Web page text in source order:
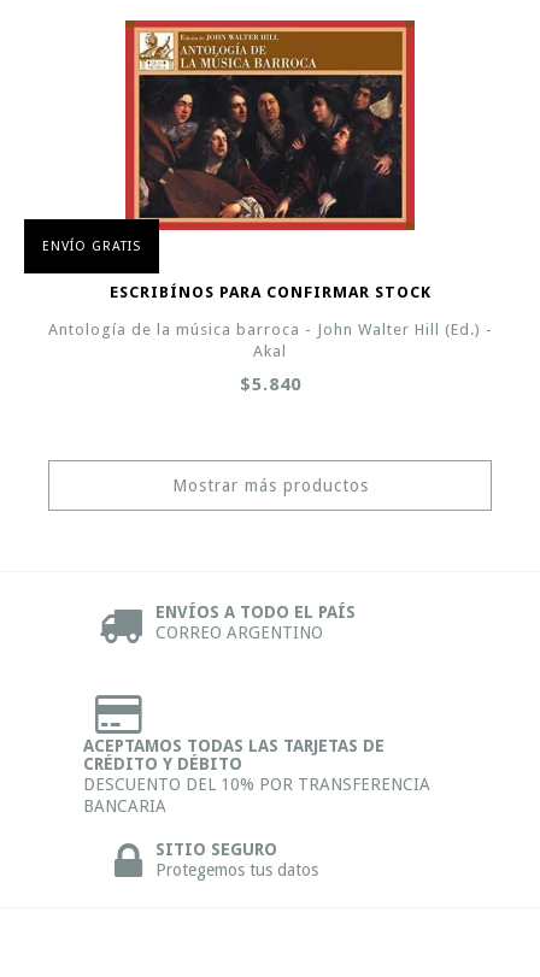
ESCRIBÍNOS PARA CONFIRMAR STOCK
ENVÍO GRATIS
Antología de la música barroca - John Walter Hill (Ed.) -
Akal
$5.840
Mostrar más productos
ENVÍOS A TODO EL PAÍS
CORREO ARGENTINO
ACEPTAMOS TODAS LAS TARJETAS DE
CRÉDITO Y DÉBITO
DESCUENTO DEL 10% POR TRANSFERENCIA
BANCARIA
SITIO SEGURO
Protegemos tus datos